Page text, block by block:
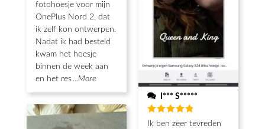
fotohoesje voor mijn
OnePlus Nord 2, dat
ik zelf kon ontwerpen.
Nadat ik had besteld
kwam het hoesje
binnen de week aan
en het res...More
I*** S*****
Beoordeeld
Ik ben zeer tevreden